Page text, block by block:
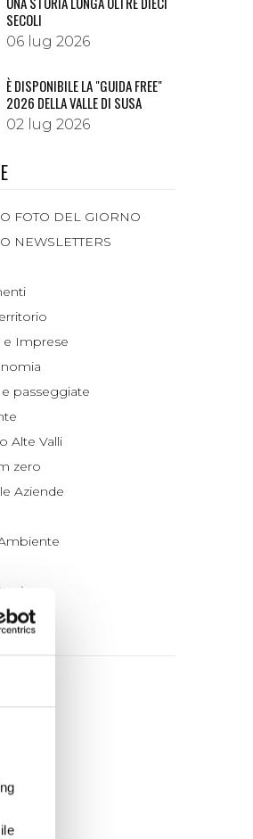
SECOLI
06 lug 2026
È DISPONIBILE LA "GUIDA FREE"
2026 DELLA VALLE DI SUSA
02 lug 2026
FOTO DEL GIORNO
NEWSLETTERS
e Imprese
passeggiate
Alte Valli
zero
Aziende